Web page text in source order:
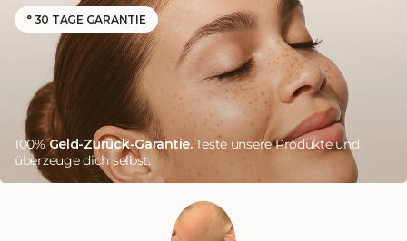
° 30 TAGE GARANTIE
100%Geld-Zurück-Garantie.Teste unsere Produkte und
überzeuge dich selbst.